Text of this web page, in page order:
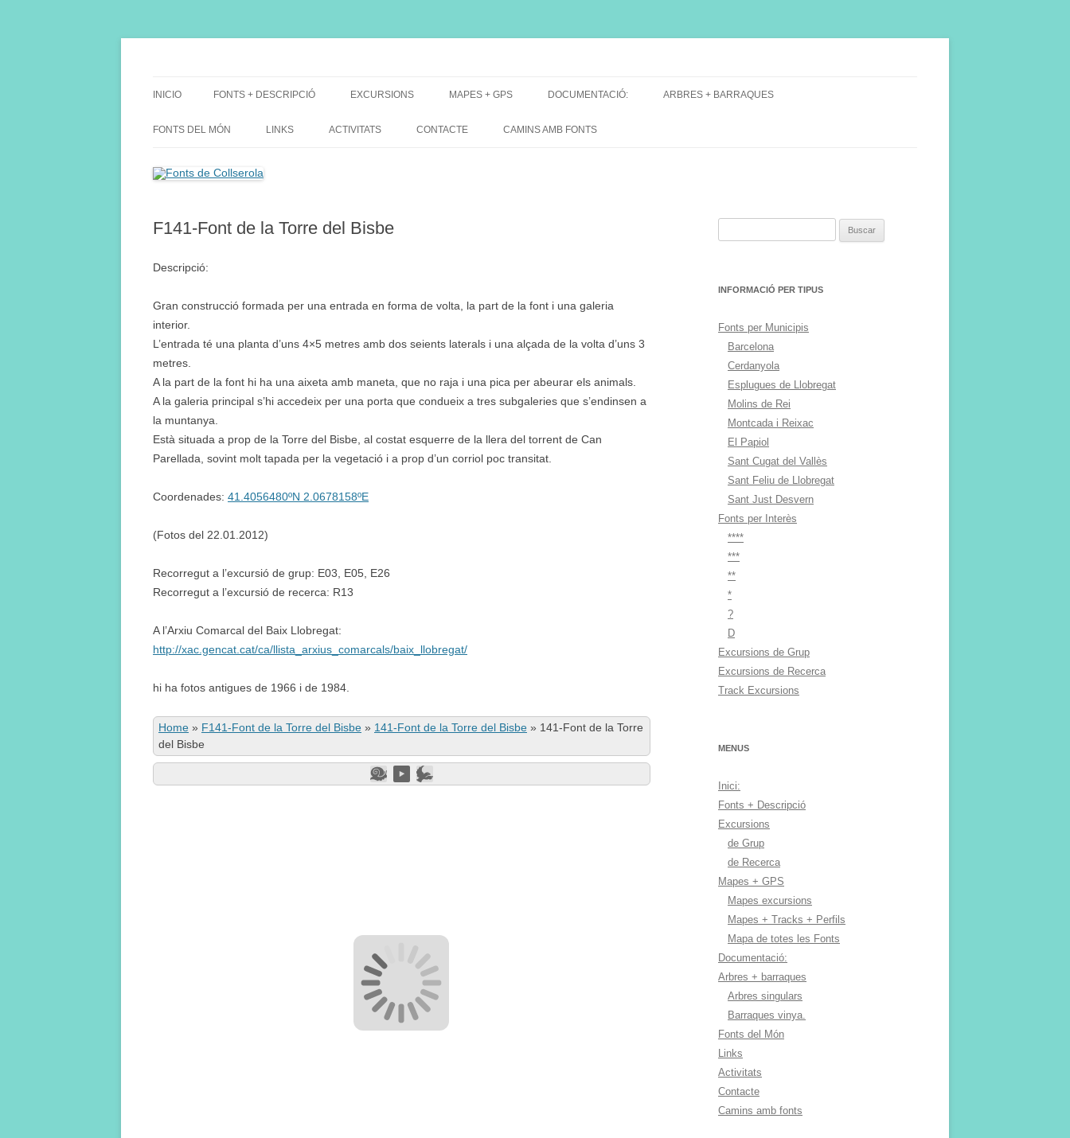
INICIO FONTS + DESCRIPCIÓ EXCURSIONS
DE GRUP
MAPES + GPS
MAPES EXCURSIONS
DOCUMENTACIÓ: ARBRES + BARRAQUES
FONTS DEL MÓN LINKS ACTIVITATS CONTACTE CAMINS AMB FONTS
F141-Font de la Torre del Bisbe
Descripció:
Gran construcció formada per una entrada en forma de volta, la part de la font i una galeria
interior.
L’entrada té una planta d’uns 4×5 metres amb dos seients laterals i una alçada de la volta d’uns 3
metres.
A la part de la font hi ha una aixeta amb maneta, que no raja i una pica per abeurar els animals.
A la galeria principal s’hi accedeix per una porta que condueix a tres subgaleries que s’endinsen a
la muntanya.
Està situada a prop de la Torre del Bisbe, al costat esquerre de la llera del torrent de Can
Parellada, sovint molt tapada per la vegetació i a prop d’un corriol poc transitat.
Coordenades: 41.4056480ºN 2.0678158ºE
(Fotos del 22.01.2012)
Recorregut a l’excursió de grup: E03, E05, E26
Recorregut a l’excursió de recerca: R13
A l’Arxiu Comarcal del Baix Llobregat:
http://xac.gencat.cat/ca/llista_arxius_comarcals/baix_llobregat/
hi ha fotos antigues de 1966 i de 1984.
Home » F141-Font de la Torre del Bisbe » 141-Font de la Torre del Bisbe » 141-Font de la Torre
del Bisbe
INFORMACIÓ PER TIPUS
Fonts per Municipis
Barcelona
Cerdanyola
Esplugues de Llobregat
Molins de Rei
Montcada i Reixac
El Papiol
Sant Cugat del Vallès
Sant Feliu de Llobregat
Sant Just Desvern
Fonts per Interès
****
***
**
*
?
D
Excursions de Grup
Excursions de Recerca
Track Excursions
MENUS
Inici:
Fonts + Descripció
Excursions
de Grup
de Recerca
Mapes + GPS
Mapes excursions
Mapes + Tracks + Perfils
Mapa de totes les Fonts
Documentació:
Arbres + barraques
Arbres singulars
Barraques vinya.
Fonts del Món
Links
Activitats
Contacte
Camins amb fonts